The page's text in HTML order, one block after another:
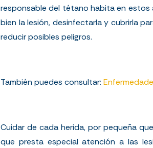
responsable del tétano habita en estos
bien la lesión, desinfectarla y cubrirla
reducir posibles peligros.
También puedes consultar:
Cuidar de cada herida, por pequeña
que presta especial atención a las